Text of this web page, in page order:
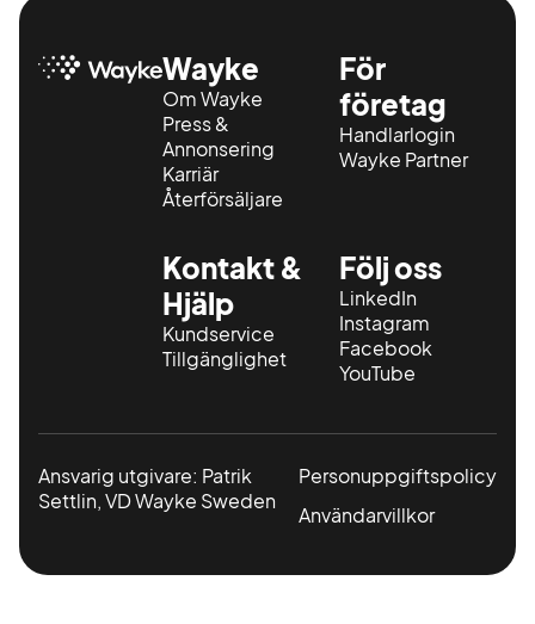
Wayke
Om Wayke
Press &
Annonsering
Karriär
Återförsäljare
För
företag
Handlarlogin
Wayke Partner
Kontakt &
Hjälp
Kundservice
Tillgänglighet
Följ oss
LinkedIn
Instagram
Facebook
YouTube
Ansvarig utgivare: Patrik
Settlin, VD Wayke Sweden
Personuppgiftspolicy
Användarvillkor